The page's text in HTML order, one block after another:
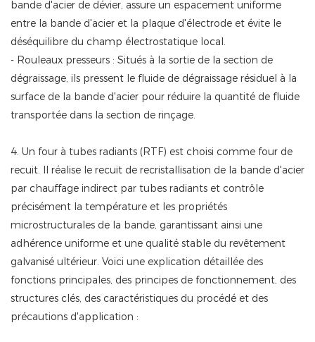
bande d'acier de dévier, assure un espacement uniforme
entre la bande d'acier et la plaque d'électrode et évite le
déséquilibre du champ électrostatique local.
- Rouleaux presseurs : Situés à la sortie de la section de
dégraissage, ils pressent le fluide de dégraissage résiduel à la
surface de la bande d'acier pour réduire la quantité de fluide
transportée dans la section de rinçage.
4. Un four à tubes radiants (RTF) est choisi comme four de
recuit. Il réalise le recuit de recristallisation de la bande d'acier
par chauffage indirect par tubes radiants et contrôle
précisément la température et les propriétés
microstructurales de la bande, garantissant ainsi une
adhérence uniforme et une qualité stable du revêtement
galvanisé ultérieur. Voici une explication détaillée des
fonctions principales, des principes de fonctionnement, des
structures clés, des caractéristiques du procédé et des
précautions d'application :